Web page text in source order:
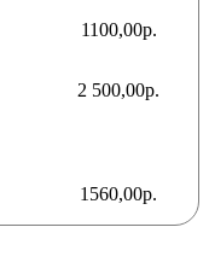
1100,00р.
2 500,00р.
1560,00р.